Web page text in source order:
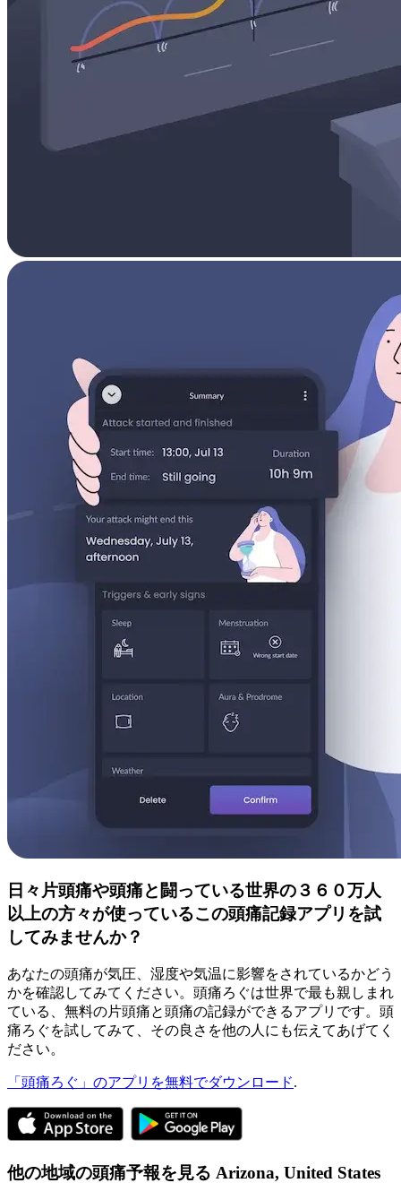
日々片頭痛や頭痛と闘っている世界の３６０万人
以上の方々が使っているこの頭痛記録アプリを試
してみませんか？
あなたの頭痛が気圧、湿度や気温に影響をされているかどう
かを確認してみてください。頭痛ろぐは世界で最も親しまれ
ている、無料の片頭痛と頭痛の記録ができるアプリです。頭
痛ろぐを試してみて、その良さを他の人にも伝えてあげてく
ださい。
「頭痛ろぐ」のアプリを無料でダウンロード.
他の地域の頭痛予報を見る Arizona, United States